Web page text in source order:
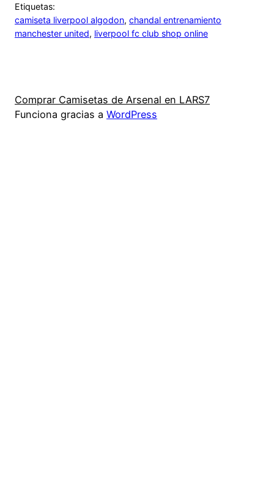
Etiquetas:
camiseta liverpool algodon, chandal entrenamiento
manchester united, liverpool fc club shop online
Comprar Camisetas de Arsenal en LARS7
Funciona gracias a WordPress